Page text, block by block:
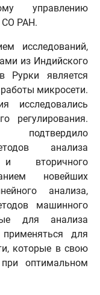
управлению
РАН.
исследований,
из Индийского
Рурки является
микросети.
исследовались
регулирования.
подтвердило
анализа
и вторичного
новейших
анализа,
машинного
для анализа
для
которые в свою
оптимальном